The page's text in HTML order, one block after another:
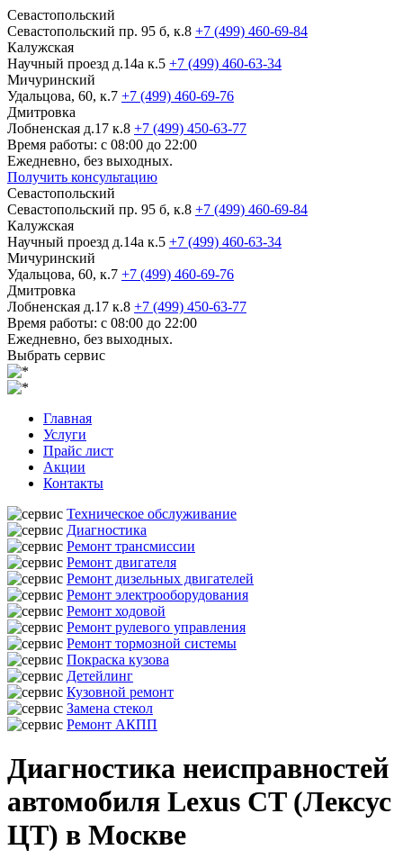
Севастопольский
Севастопольский пр. 95 б, к.8 +7 (499) 460-69-84
Калужская
Научный проезд д.14а к.5 +7 (499) 460-63-34
Мичуринский
Удальцова, 60, к.7 +7 (499) 460-69-76
Дмитровка
Лобненская д.17 к.8 +7 (499) 450-63-77
Время работы: с 08:00 до 22:00
Ежедневно, без выходных.
Получить консультацию
Севастопольский
Севастопольский пр. 95 б, к.8 +7 (499) 460-69-84
Калужская
Научный проезд д.14а к.5 +7 (499) 460-63-34
Мичуринский
Удальцова, 60, к.7 +7 (499) 460-69-76
Дмитровка
Лобненская д.17 к.8 +7 (499) 450-63-77
Время работы: с 08:00 до 22:00
Ежедневно, без выходных.
Выбрать сервис
Главная
Услуги
Прайс лист
Акции
Контакты
Техническое обслуживание
Диагностика
Ремонт трансмиссии
Ремонт двигателя
Ремонт дизельных двигателей
Ремонт электрооборудования
Ремонт ходовой
Ремонт рулевого управления
Ремонт тормозной системы
Покраска кузова
Детейлинг
Кузовной ремонт
Замена стекол
Ремонт АКПП
Диагностика неисправностей
автомобиля Lexus CT (Лексус
ЦТ) в Москве